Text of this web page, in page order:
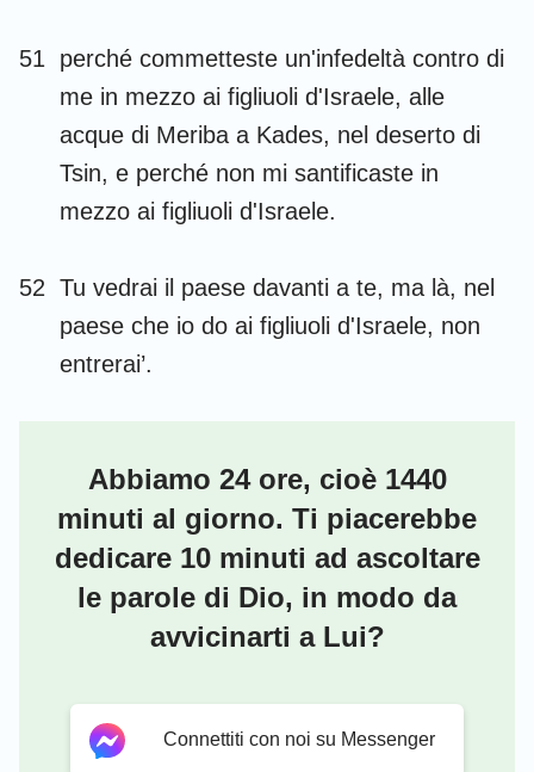
51
perché commetteste un'infedeltà contro di
me in mezzo ai figliuoli d'Israele, alle
acque di Meriba a Kades, nel deserto di
Tsin, e perché non mi santificaste in
mezzo ai figliuoli d'Israele.
52 Tu vedrai il paese davanti a te, ma là, nel
paese che io do ai figliuoli d'Israele, non
entrerai’.
Abbiamo 24 ore, cioè 1440
minuti al giorno. Ti piacerebbe
dedicare 10 minuti ad ascoltare
le parole di Dio, in modo da
avvicinarti a Lui?
Connettiti con noi su Messenger